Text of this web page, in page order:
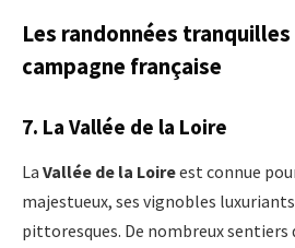
Les randonnées tranquilles
campagne française
7. La Vallée de la Loire
La Vallée de la Loireest connue
majestueux, ses vignobles
pittoresques. De nombreux